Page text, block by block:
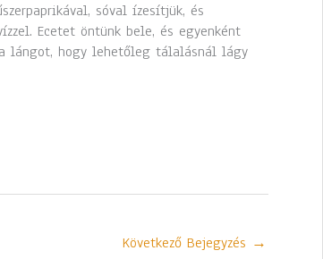
sóval ízesítjük, és
Ecetet öntünk bele, és egyenként
lángot, hogy lehetőleg tálalásnál lágy
Következő Bejegyzés →